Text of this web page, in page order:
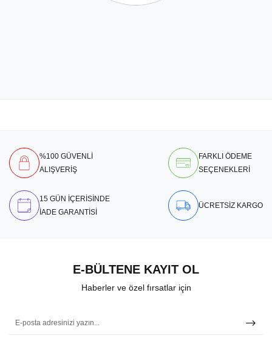
%100 GÜVENLİ
ALIŞVERİŞ
FARKLI ÖDEME
SEÇENEKLERİ
15 GÜN İÇERİSİNDE
İADE GARANTİSİ
ÜCRETSİZ KARGO
E-BÜLTENE KAYIT OL
Haberler ve özel fırsatlar için